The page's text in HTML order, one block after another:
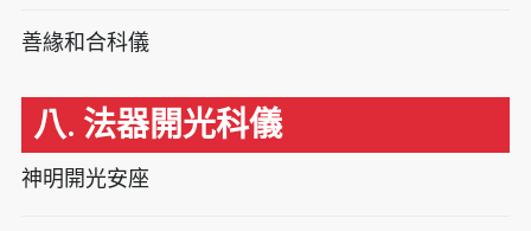
善緣和合科儀
八. 法器開光科儀
神明開光安座